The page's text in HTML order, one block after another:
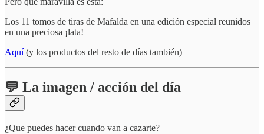
Los 11 tomos de tiras de Mafalda en una edición especial reunidos
en una preciosa ¡lata!
Aquí(y los productos del resto de días también)
💬 La imagen / acción del día
¿Que puedes hacer cuando van a cazarte?